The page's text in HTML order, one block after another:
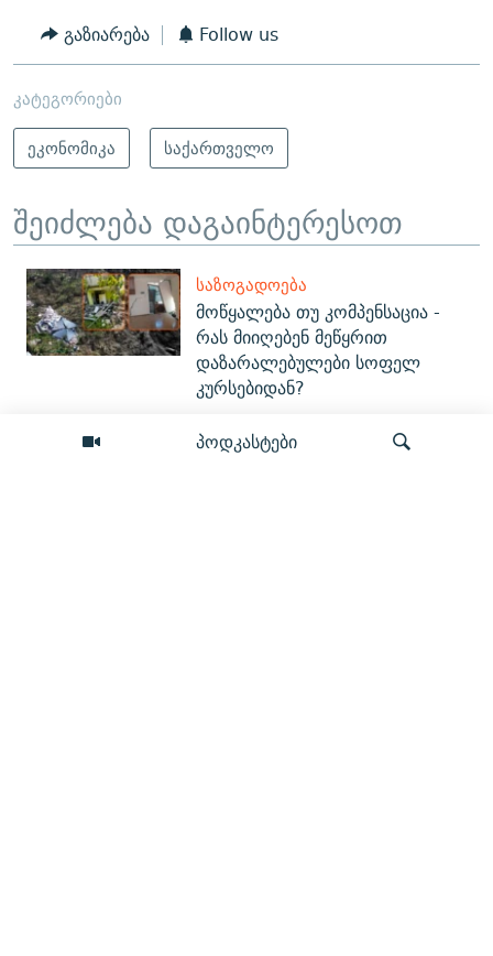
პოდკასტები
გაზიარება Follow us
კატეგორიები
ეკონომიკა
საქართველო
შეიძლება დაგაინტერესოთ
ᲡᲐᲖᲝᲒᲐᲓᲝᲔᲑᲐ
მოწყალება თუ კომპენსაცია -
რას მიიღებენ მეწყრით
დაზარალებულები სოფელ
კურსებიდან?
ᲞᲝᲚᲘᲢᲘᲙᲐ